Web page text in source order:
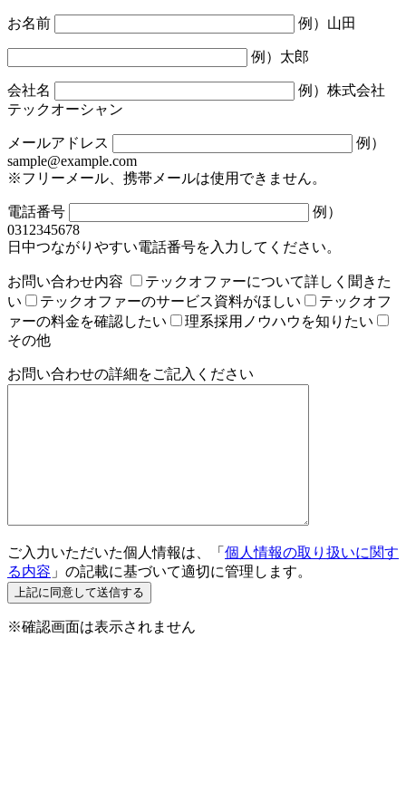
お名前 例）山田
例）太郎
会社名
例）株式会社
テックオーシャン
メールアドレス
例）
sample@example.com
※フリーメール、携帯メールは使用できません。
電話番号
例）
0312345678
日中つながりやすい電話番号を入力してください。
お問い合わせ内容
テックオファーについて詳しく聞きた
い
テックオファーのサービス資料がほしい
テックオフ
ァーの料金を確認したい
理系採用ノウハウを知りたい
その他
お問い合わせの詳細をご記入ください
ご入力いただいた個人情報は、「 個人情報の取り扱いに関す
る内容 」の記載に基づいて適切に管理します。
※確認画面は表示されません